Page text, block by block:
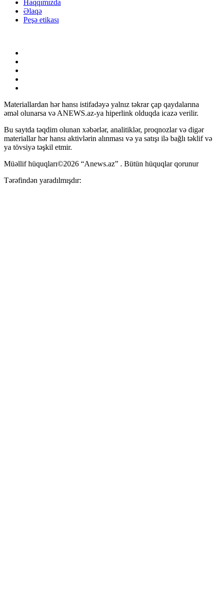
Haqqımızda
Əlaqə
Peşə etikası
Materiallardan hər hansı istifadəyə yalnız təkrar çap qaydalarına
əməl olunarsa və ANEWS.az-ya hiperlink olduqda icazə verilir.
Bu saytda təqdim olunan xəbərlər, analitiklər, proqnozlar və digər
materiallar hər hansı aktivlərin alınması və ya satışı ilə bağlı təklif və
ya tövsiyə təşkil etmir.
Müəllif hüquqları©2026 “Anews.az” . Bütün hüquqlar qorunur
Tərəfindən yaradılmışdır: